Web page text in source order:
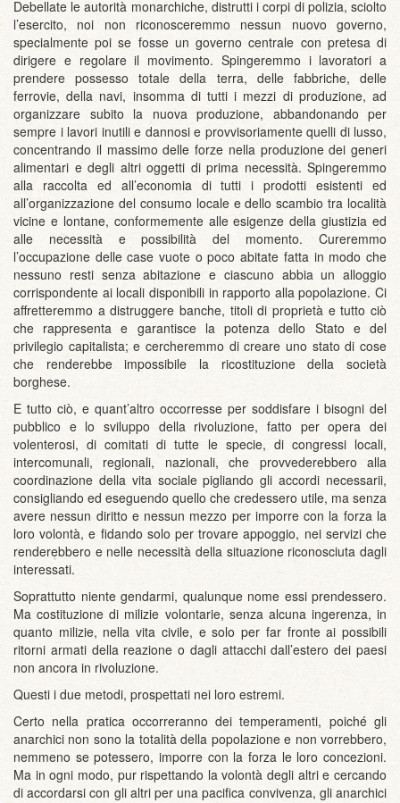
Debellate le autorità monarchiche, distrutti i corpi di polizia, sciolto
l’esercito, noi non riconosceremmo nessun nuovo governo,
specialmente poi se fosse un governo centrale con pretesa di
dirigere e regolare il movimento. Spingeremmo i lavoratori a
prendere possesso totale della terra, delle fabbriche, delle
ferrovie, della navi, insomma di tutti i mezzi di produzione, ad
organizzare subito la nuova produzione, abbandonando per
sempre i lavori inutili e dannosi e provvisoriamente quelli di lusso,
concentrando il massimo delle forze nella produzione dei generi
alimentari e degli altri oggetti di prima necessità. Spingeremmo
alla raccolta ed all’economia di tutti i prodotti esistenti ed
all’organizzazione del consumo locale e dello scambio tra località
vicine e lontane, conformemente alle esigenze della giustizia ed
alle necessità e possibilità del momento. Cureremmo
l’occupazione delle case vuote o poco abitate fatta in modo che
nessuno resti senza abitazione e ciascuno abbia un alloggio
corrispondente ai locali disponibili in rapporto alla popolazione. Ci
affretteremmo a distruggere banche, titoli di proprietà e tutto ciò
che rappresenta e garantisce la potenza dello Stato e del
privilegio capitalista; e cercheremmo di creare uno stato di cose
che renderebbe impossibile la ricostituzione della società
borghese.
E tutto ciò, e quant’altro occorresse per soddisfare i bisogni del
pubblico e lo sviluppo della rivoluzione, fatto per opera dei
volenterosi, di comitati di tutte le specie, di congressi locali,
intercomunali, regionali, nazionali, che provvederebbero alla
coordinazione della vita sociale pigliando gli accordi necessarii,
consigliando ed eseguendo quello che credessero utile, ma senza
avere nessun diritto e nessun mezzo per imporre con la forza la
loro volontà, e fidando solo per trovare appoggio, nei servizi che
renderebbero e nelle necessità della situazione riconosciuta dagli
interessati.
Soprattutto niente gendarmi, qualunque nome essi prendessero.
Ma costituzione di milizie volontarie, senza alcuna ingerenza, in
quanto milizie, nella vita civile, e solo per far fronte ai possibili
ritorni armati della reazione o dagli attacchi dall’estero dei paesi
non ancora in rivoluzione.
Questi i due metodi, prospettati nei loro estremi.
Certo nella pratica occorreranno dei temperamenti, poiché gli
anarchici non sono la totalità della popolazione e non vorrebbero,
nemmeno se potessero, imporre con la forza le loro concezioni.
Ma in ogni modo, pur rispettando la volontà degli altri e cercando
di accordarsi con gli altri per una pacifica convivenza, gli anarchici